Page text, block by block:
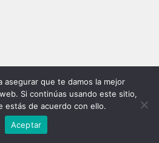
asegurar que te damos la mejor
Si continúas usando este sitio,
estás de acuerdo con ello.
Aceptar